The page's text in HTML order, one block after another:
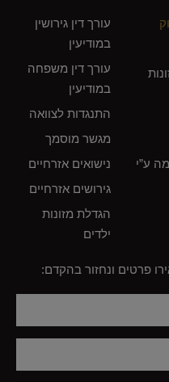
ע”י
עורך דין גירושין
במודיעין
עורך דין משפחה
במודיעין
התנגדות לצוואה
מגשר מוסמך
נישואים אזרחיים
גירושים אזרחיים
הגדלת מזונות
ילדים
פרטים ונחזור בהקדם:
Alternative: